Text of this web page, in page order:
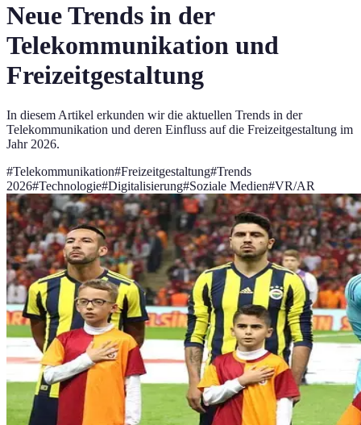
Neue Trends in der
Telekommunikation und
Freizeitgestaltung
In diesem Artikel erkunden wir die aktuellen Trends in der
Telekommunikation und deren Einfluss auf die Freizeitgestaltung im
Jahr 2026.
#Telekommunikation#Freizeitgestaltung#Trends
2026#Technologie#Digitalisierung#Soziale Medien#VR/AR